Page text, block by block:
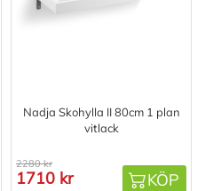
Nadja Skohylla II 80cm 1 plan
vitlack
2280 kr
1710 kr KÖP